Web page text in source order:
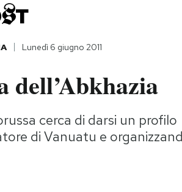
Lunedì 6 giugno 2011
dell’Abkhazia
cerca di darsi un profilo
di Vanuatu e